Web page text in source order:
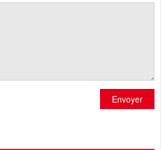
Envoyer